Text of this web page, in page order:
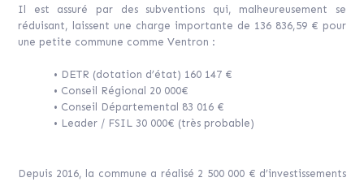
Il est assuré par des subventions qui, malheureusement se
réduisant, laissent une charge importante de 136 836,59 € pour
une petite commune comme Ventron :
• DETR (dotation d’état) 160 147 €
• Conseil Régional 20 000€
• Conseil Départemental 83 016 €
• Leader / FSIL 30 000€ (très probable)
Depuis 2016, la commune a réalisé 2 500 000 € d’investissements